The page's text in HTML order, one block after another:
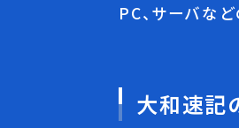
PC、サーバな
大和速記